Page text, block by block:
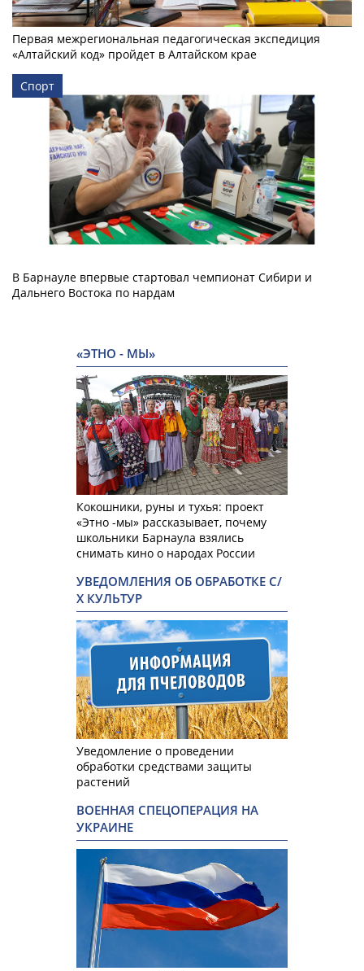
Первая межрегиональная педагогическая экспедиция
«Алтайский код» пройдет в Алтайском крае
Спорт
В Барнауле впервые стартовал чемпионат Сибири и
Дальнего Востока по нардам
«ЭТНО - МЫ»
Кокошники, руны и тухья: проект
«Этно -мы» рассказывает, почему
школьники Барнаула взялись
снимать кино о народах России
УВЕДОМЛЕНИЯ ОБ ОБРАБОТКЕ С/
Х КУЛЬТУР
Уведомление о проведении
обработки средствами защиты
растений
ВОЕННАЯ СПЕЦОПЕРАЦИЯ НА
УКРАИНЕ